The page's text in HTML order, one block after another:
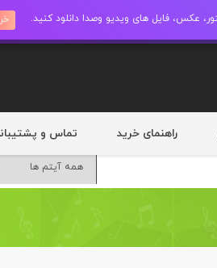
راهنمای خرید تماس و